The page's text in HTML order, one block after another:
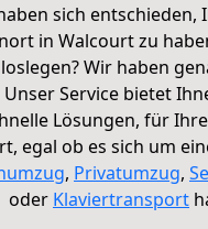
sich entschieden,
in Walcourt zu
Wir haben
Unser Service bietet
Lösungen, für
egal ob es sich um
, Privatumzug,
oder Klaviertransport